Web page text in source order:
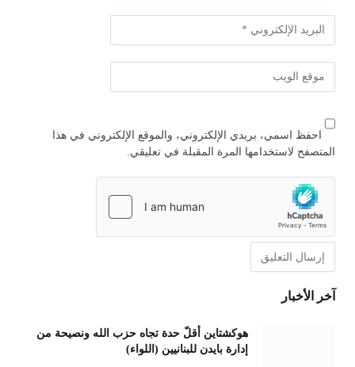
احفظ اسمي، بريدي الإلكتروني، والموقع الإلكتروني في هذا
المتصفح لاستخدامها المرة المقبلة في تعليقي.
آخر الأخبار
هوكشتاين أقلّ حدة تجاه حزب الله ونصيحة من
إدارة بايدن للبنانيين (اللواء)